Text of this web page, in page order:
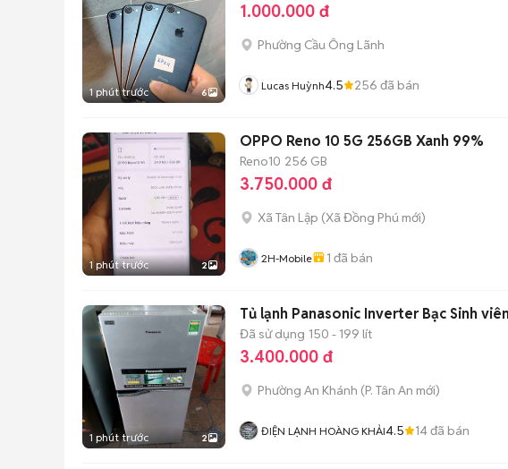
1 phút trước 6
1.000.000 đ
Phường Cầu Ông Lãnh
Lucas Huỳnh4.5 256 đã bán
1 phút trước 2
OPPO Reno 10 5G 256GB Xanh 99%
Reno10 256 GB
3.750.000 đ
Xã Tân Lập (Xã Đồng Phú mới)
2H-Mobile 1 đã bán
1 phút trước 2
Tủ lạnh Panasonic Inverter Bạc Sinh viên
Đã sử dụng 150 - 199 lít
3.400.000 đ
Phường An Khánh (P. Tân An mới)
ĐIỆN LẠNH HOÀNG KHẢI4.5 14đã bán